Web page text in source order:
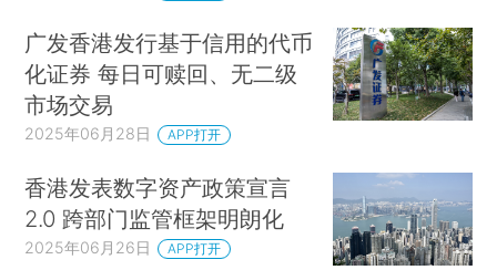
广发香港发行基于信用的代币
化证券 每日可赎回、无二级
市场交易
2025年06月28日 APP打开
香港发表数字资产政策宣言
2.0 跨部门监管框架明朗化
2025年06月26日 APP打开